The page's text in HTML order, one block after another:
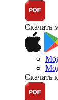
Скачать
Скачать